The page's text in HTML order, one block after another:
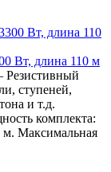
Вт, длина 110 м
Резистивный
ступеней,
и т.д.
комплекта:
м. Максимальная